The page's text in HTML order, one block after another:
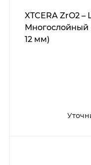
XTCERA ZrO2
Многослойный
12 мм)